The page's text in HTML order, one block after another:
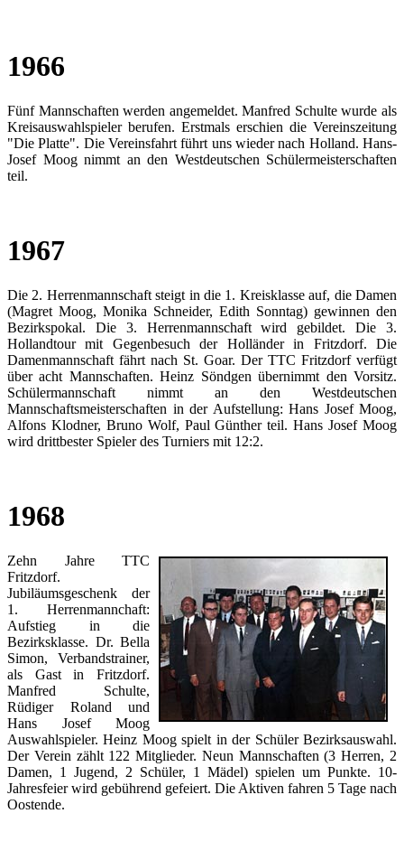
1966
Fünf Mannschaften werden angemeldet. Manfred Schulte wurde als
Kreisauswahlspieler berufen. Erstmals erschien die Vereinszeitung
"Die Platte". Die Vereinsfahrt führt uns wieder nach Holland. Hans-
Josef Moog nimmt an den Westdeutschen Schülermeisterschaften
teil.
1967
Die 2. Herrenmannschaft steigt in die 1. Kreisklasse auf, die Damen
(Magret Moog, Monika Schneider, Edith Sonntag) gewinnen den
Bezirkspokal. Die 3. Herrenmannschaft wird gebildet. Die 3.
Hollandtour mit Gegenbesuch der Holländer in Fritzdorf. Die
Damenmannschaft fährt nach St. Goar. Der TTC Fritzdorf verfügt
über acht Mannschaften. Heinz Söndgen übernimmt den Vorsitz.
Schülermannschaft nimmt an den Westdeutschen
Mannschaftsmeisterschaften in der Aufstellung: Hans Josef Moog,
Alfons Klodner, Bruno Wolf, Paul Günther teil. Hans Josef Moog
wird drittbester Spieler des Turniers mit 12:2.
1968
Zehn Jahre TTC
Fritzdorf.
Jubiläumsgeschenk der
1. Herrenmannchaft:
Aufstieg in die
Bezirksklasse. Dr. Bella
Simon, Verbandstrainer,
als Gast in Fritzdorf.
Manfred Schulte,
Rüdiger Roland und
Hans Josef Moog
Auswahlspieler. Heinz Moog spielt in der Schüler Bezirksauswahl.
Der Verein zählt 122 Mitglieder. Neun Mannschaften (3 Herren, 2
Damen, 1 Jugend, 2 Schüler, 1 Mädel) spielen um Punkte. 10-
Jahresfeier wird gebührend gefeiert. Die Aktiven fahren 5 Tage nach
Oostende.